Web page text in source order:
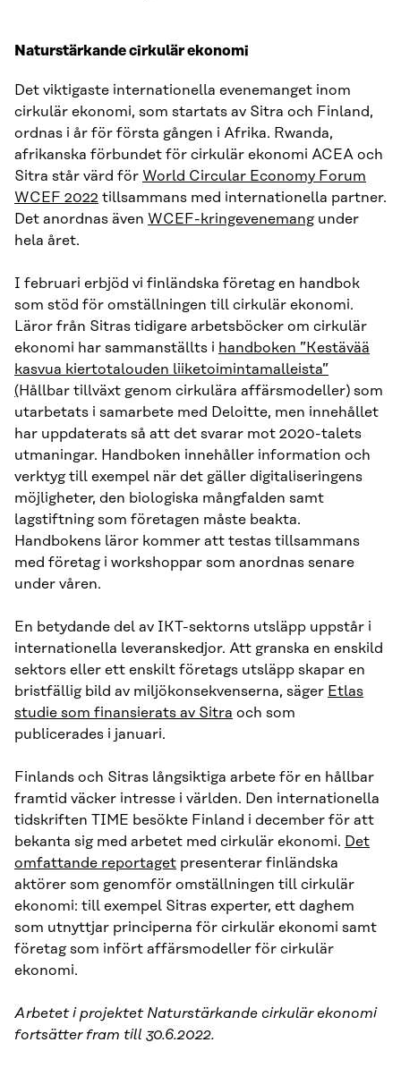
Naturstärkande cirkulär ekonomi
Det viktigaste internationella evenemanget inom
cirkulär ekonomi, som startats av Sitra och Finland,
ordnas i år för första gången i Afrika. Rwanda,
afrikanska förbundet för cirkulär ekonomi ACEA och
Sitra står värd för World Circular Economy Forum
WCEF 2022 tillsammans med internationella partner.
Det anordnas även WCEF-kringevenemangunder
hela året.
I februari erbjöd vi finländska företag en handbok
som stöd för omställningen till cirkulär ekonomi.
Läror från Sitras tidigare arbetsböcker om cirkulär
ekonomi har sammanställts i handboken ”Kestävää
kasvua kiertotalouden liiketoimintamalleista”
(Hållbar tillväxt genom cirkulära affärsmodeller) som
utarbetats i samarbete med Deloitte, men innehållet
har uppdaterats så att det svarar mot 2020-talets
utmaningar. Handboken innehåller information och
verktyg till exempel när det gäller digitaliseringens
möjligheter, den biologiska mångfalden samt
lagstiftning som företagen måste beakta.
Handbokens läror kommer att testas tillsammans
med företag i workshoppar som anordnas senare
under våren.
En betydande del av IKT-sektorns utsläpp uppstår i
internationella leveranskedjor. Att granska en enskild
sektors eller ett enskilt företags utsläpp skapar en
bristfällig bild av miljökonsekvenserna, säger Etlas
studie som finansierats av Sitra och som
publicerades i januari.
Finlands och Sitras långsiktiga arbete för en hållbar
framtid väcker intresse i världen. Den internationella
tidskriften TIME besökte Finland i december för att
bekanta sig med arbetet med cirkulär ekonomi. Det
omfattande reportaget presenterar finländska
aktörer som genomför omställningen till cirkulär
ekonomi: till exempel Sitras experter, ett daghem
som utnyttjar principerna för cirkulär ekonomi samt
företag som infört affärsmodeller för cirkulär
ekonomi.
Arbetet i projektet Naturstärkande cirkulär ekonomi
fortsätter fram till 30.6.2022.